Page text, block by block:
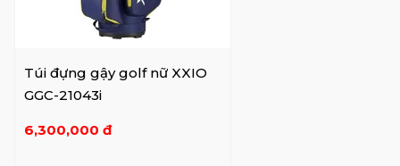
Túi đựng gậy golf nữ XXIO
GGC-21043i
6,300,000 đ